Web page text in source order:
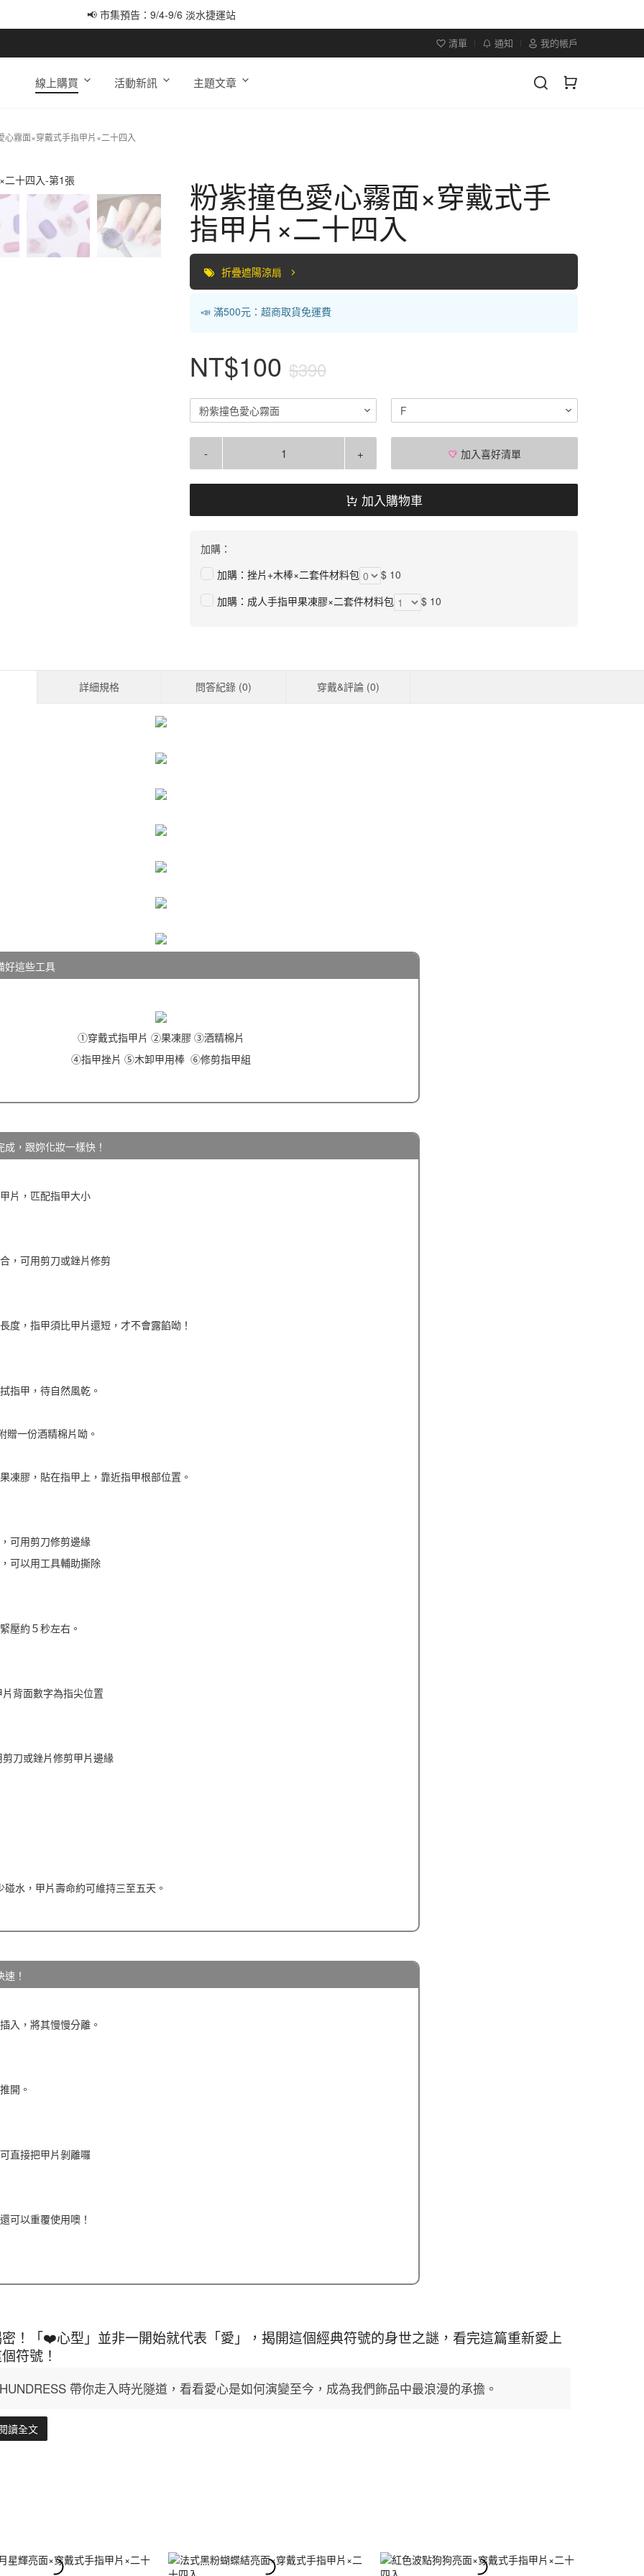
📢 市集預告：9/4-9/6 淡水捷運站
清單 通知 我的帳戶
線上購買 活動新訊 主題文章
心霧面×穿戴式手指甲片×二十四入
粉紫撞色愛心霧面×穿戴式手
指甲片×二十四入
折疊遮陽涼扇
📣 滿500元：超商取貨免運費
NT$100 $390
粉紫撞色愛心霧面 F
- + 加入喜好清單
加入購物車
加購：
加購：挫片+木棒×二套件材料包
$ 10
加購：成人手指甲果凍膠×二套件材料包
$ 10
詳細規格 問答紀錄 (0) 穿戴&評論 (0)
好這些工具
①穿戴式指甲片 ②果凍膠 ③酒精棉片
④指甲挫片 ⑤木卸甲用棒 ⑥修剪指甲組
，跟妳化妝一樣快！
片，匹配指甲大小
，可用剪刀或銼片修剪
度，指甲須比甲片還短，才不會露餡呦！
指甲，待自然風乾。
贈一份酒精棉片呦。
凍膠，貼在指甲上，靠近指甲根部位置。
可用剪刀修剪邊緣
可以用工具輔助撕除
壓約５秒左右。
背面數字為指尖位置
刀或銼片修剪甲片邊緣
水，甲片壽命約可維持三至五天。
！
入，將其慢慢分離。
開。
直接把甲片剝離囉
可以重覆使用噢！
！「❤️心型」並非一開始就代表「愛」，揭開這個經典符號的身世之謎，看完這篇重新愛上
符號！
HUNDRESS 帶你走入時光隧道，看看愛心是如何演變至今，成為我們飾品中最浪漫的承擔。
讀全文